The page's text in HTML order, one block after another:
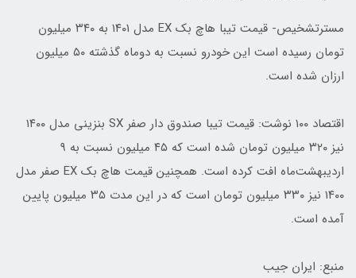
مسترتشخیص- قیمت تیبا هاچ بک EX مدل ۱۴۰۱ به ۳۴۰ میلیون
تومان رسیده است این خودرو نسبت به دوماه گذشته ۵۰ میلیون
ارزان شده است.
اقتصاد ۱۰۰ نوشت: قیمت تیبا صندوق دار صفر SX بنزینی مدل ۱۴۰۰
نیز ۳۲۰ میلیون تومان شده است که ۴۵ میلیون نسبت به ۹
اردیبهشت‌ماه افت کرده است. همچنین قیمت هاچ بک EX صفر مدل
۱۴۰۰ نیز ۳۳۰ میلیون تومان است که در این مدت ۳۵ میلیون پایین
آمده است.
منبع: ایران جیب